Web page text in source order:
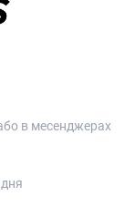
в месенджерах